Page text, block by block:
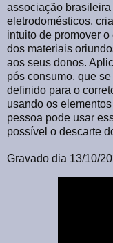
associação
eletrodomésticos,
intuito de promover
dos materiais
aos seus donos.
pós consumo, que
definido para o
usando os
pessoa pode usar
possível o descarte
Gravado dia 13/10/